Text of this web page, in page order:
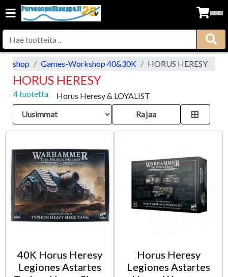
Games-Workshop 40&30K HORUS HERESY
HORUS HERESY
4 tuotetta
Horus Heresy & LOYALIST
Rajaa
40K Horus Heresy
Legiones Astartes
Horus Heresy
Legiones Astartes